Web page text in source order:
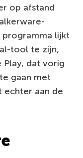
op afstand
programma lijkt
tool te zijn,
Play, dat vorig
gaan met
echter aan de